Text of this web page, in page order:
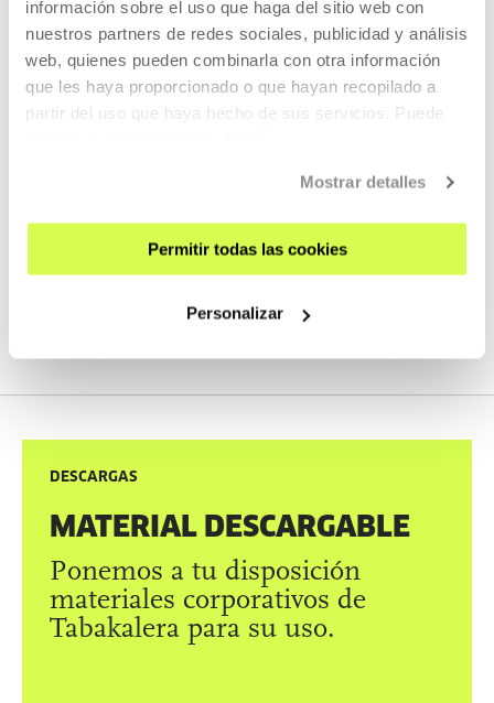
información sobre el uso que haga del sitio web con
nuestros partners de redes sociales, publicidad y análisis
web, quienes pueden combinarla con otra información
que les haya proporcionado o que hayan recopilado a
partir del uso que haya hecho de sus servicios. Puede
Mostrar detalles
Permitir todas las cookies
Personalizar
Alexandre Koberidze.
• 28 de mayo, 19:00h – Cine contemporáneo:Anoche
conquisté Tebas, Gabriel Azorín.
Las entradas están disponibles ya en laweb de
DESCARGAS
MATERIAL DESCARGABLE
Ponemos a tu disposición
materiales corporativos de
Tabakalera para su uso.